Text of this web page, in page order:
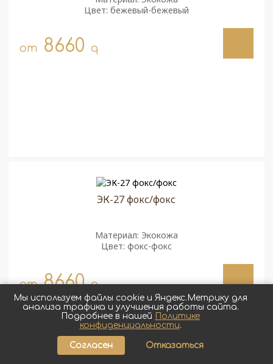
Цвет: бежевый-бежевый
от 8660 q
ЭК-27 фокс/фокс
Материал: Экокожа
Цвет: фокс-фокс
от8660q
Мы используем файлы cookie и Яндекс.Метрику для
анализа трафика и улучшения работы сайта.
Подробнее в нашей
Политике
конфиденциальности.
Согласен Отказаться